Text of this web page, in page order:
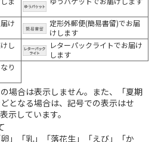
け
定形外郵便(簡易書留)でお届
けします
し
レターパックライトでお届け
します
り
場合は表示しません。また、「夏期
となる場合は、記号での表示はせ
示しています。
」「乳」「落花生」「えび」「か